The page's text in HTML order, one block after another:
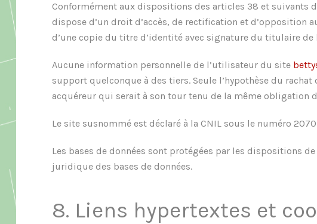
Conformément aux dispositions des articles 38 et suivants
dispose d’un droit d’accès, de rectification et d’opposition
d’une copie du titre d’identité avec signature du titulaire de
Aucune information personnelle de l’utilisateur du site
support quelconque à des tiers. Seule l’hypothèse du
acquéreur qui serait à son tour tenu de la même obligation
Le site susnommé est déclaré à la CNIL sous le numéro
Les bases de données sont protégées par les dispositions
juridique des bases de données.
8. Liens hypertextes et